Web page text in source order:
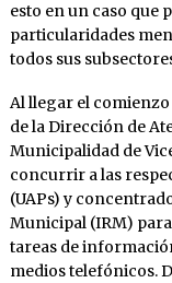
esto en un caso que
particularidades
todos sus
Al llegar el
de la Dirección de
Municipalidad de
concurrir a las
(UAPs) y
Municipal (IRM)
tareas de
medios telefónicos.